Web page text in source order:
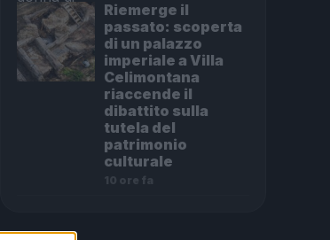
Riemerge il
passato: scoperta
di un palazzo
imperiale a Villa
Celimontana
riaccende il
dibattito sulla
tutela del
patrimonio
culturale
10 ore fa